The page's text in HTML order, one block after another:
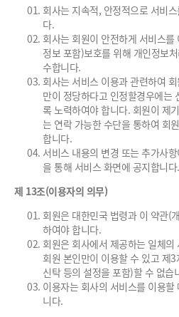
회사는 지속적, 안정적으로 서비
다.
회사는 회원이 안전하게 서비스
정보 포함)보호를 위해 개인정보
수합니다.
회사는 서비스 이용과 관련하여
만이 정당하다고 인정할경우에는
록 노력하여야 합니다. 회원이 제
는 연락 가능한 수단을 통하여 회
합니다.
서비스 내용의 변경 또는 추가사
을 통해 서비스 화면에 공지합니다.
제 13조(이용자의 의무)
회원은 대한민국 법령과 이 약관(
하여야 합니다.
회원은 회사에서 제공하는 일체
회원 본인만이 이용할 수 있고 제
신탁 등의 설정을 포함)할 수 없습
이용자는 회사의 서비스를 이용
니다.